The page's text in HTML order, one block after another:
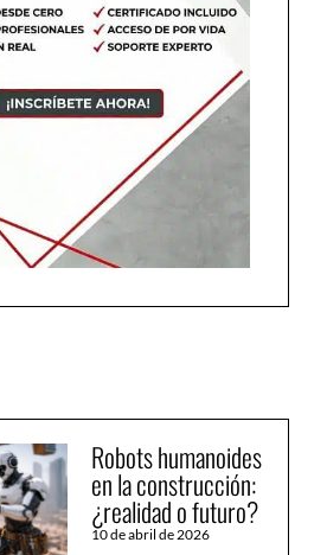
Robots humanoides
en la construcción:
¿realidad o futuro?
10 de abril de 2026